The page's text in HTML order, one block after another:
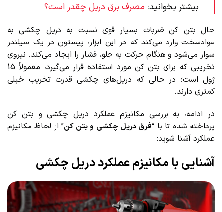
بیشتر بخوانید: مصرف برق دریل چقدر است؟
حال بتن کن ضربات بسیار قوی نسبت به دریل چکشی به
موادسخت وارد می‌کند که در این ابزار، پیستون در یک سیلندر
سوار می‌شود و هنگام حرکت به جلو، فشار را ایجاد می‌کند. نیروی
تخریبی که برای بتن کن مورد استفاده قرار می‌گیرد، معمولاً 15
ژول است؛ در حالی که دریل‌های چکشی قدرت تخریب خیلی
کمتری دارند.
در ادامه، به بررسی مکانیزم عملکرد دریل چکشی و بتن کن
پرداخته شده تا با “فرق دریل چکشی و بتن کن” از لحاظ مکانیزم
عملکرد آشنا شوید:
آشنایی با مکانیزم عملکرد دریل چکشی